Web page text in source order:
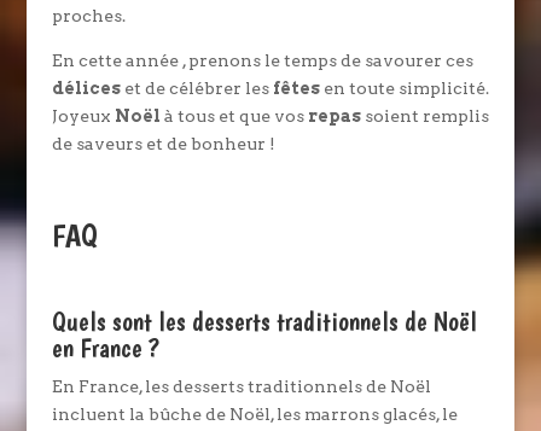
proches.
En cette année , prenons le temps de savourer ces
déliceset de célébrer les fêtesen toute simplicité.
Joyeux Noël à tous et que vos repassoient remplis
de saveurs et de bonheur !
FAQ
Quels sont les desserts traditionnels de Noël
en France ?
En France, les desserts traditionnels de Noël
incluent la bûche de Noël, les marrons glacés, le